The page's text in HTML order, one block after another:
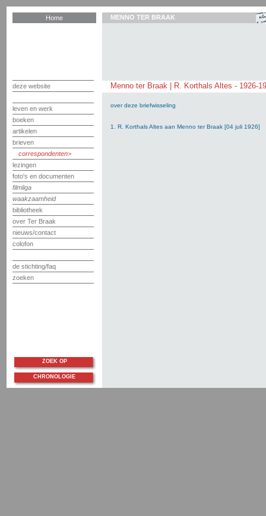
Home
deze website
leven en werk
boeken
artikelen
brieven
correspondenten
lezingen
foto's en documenten
filmliga
waakzaamheid
bibliotheek
over Ter Braak
nieuws/contact
colofon
de stichting/faq
zoeken
MENNO TER BRAAK
Menno ter Braak | R. Korthals Altes - 1926-
over deze briefwisseling
1. R. Korthals Altes aan Menno ter Braak [04 juli 1926]
ZOEK OP
CHRONOLOGIE